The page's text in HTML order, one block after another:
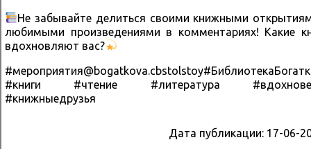
Не забывайте делиться своими книжными
любимыми произведениями в комментариях! Какие
вдохновляют вас?
#книги #чтение #литература
#книжныедрузья
Дата публикации: 17-06-